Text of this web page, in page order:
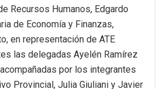
Recursos Humanos, Edgardo
de Economía y Finanzas,
en representación de ATE
las delegadas Ayelén Ramírez
por los integrantes
Provincial, Julia Giuliani y Javier